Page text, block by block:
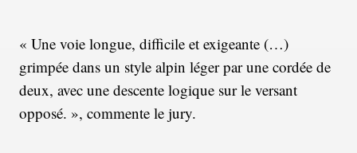
« Une voie longue, difficile et exigeante (…)
grimpée dans un style alpin léger par une cordée de
deux, avec une descente logique sur le versant
opposé. », commente le jury.